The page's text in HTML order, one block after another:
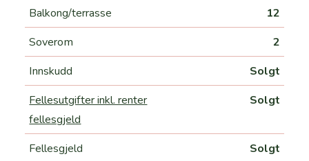
Balkong/terrasse
12
Soverom
2
Innskudd
Solgt
Fellesutgifter inkl. renter
fellesgjeld
Solgt
Fellesgjeld
Solgt